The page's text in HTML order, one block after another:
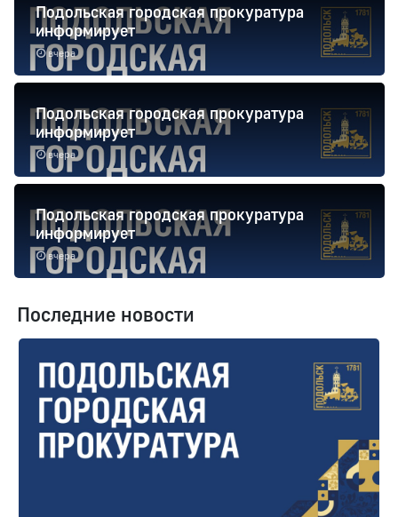
вчера
Подольская городская прокуратура
информирует
вчера
Подольская городская прокуратура
информирует
вчера
Подольская городская прокуратура
информирует
Последние новости